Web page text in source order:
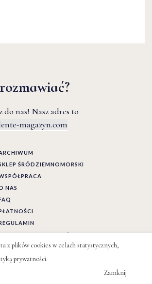
do nas! Nasz adres to
magazyn.com
ŚRÓDZIEMNOMORSKI
NAS
PRYWATNOŚCI
z plików cookies w celach statystycznych,
prywatności.
Zamknij